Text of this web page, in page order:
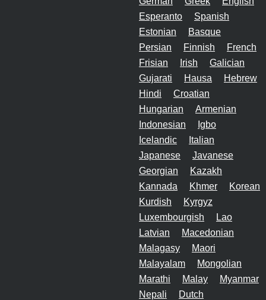
Esperanto
Spanish
Estonian
Basque
Persian
Finnish
French
Frisian
Irish
Galician
Gujarati
Hausa
Hebrew
Hindi
Croatian
Hungarian
Armenian
Indonesian
Igbo
Icelandic
Italian
Japanese
Javanese
Georgian
Kazakh
Kannada
Khmer
Korean
Kurdish
Kyrgyz
Luxembourgish
Lao
Latvian
Macedonian
Malagasy
Maori
Malayalam
Mongolian
Marathi
Malay
Myanmar
Nepali
Dutch